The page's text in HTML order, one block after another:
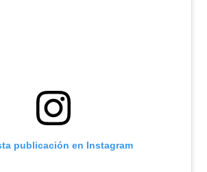
publicación en Instagram